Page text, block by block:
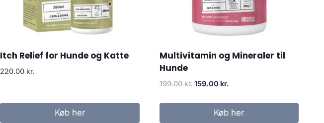
Itch Relief for Hunde og Katte
220.00 kr.
Køb her
Multivitamin og Mineraler til
Hunde
199.00kr. Den
pris
159.00 kr.Den
pris
er:
Køb her